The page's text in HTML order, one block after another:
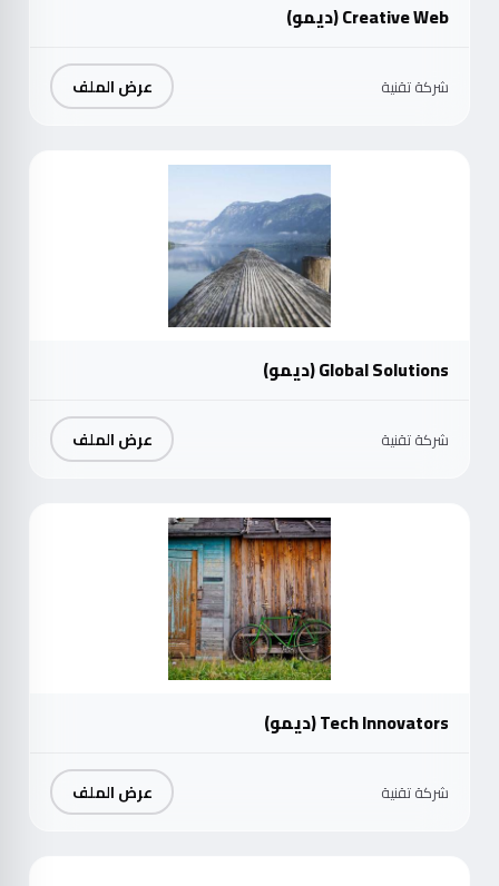
Creative Web (ديمو)
شركة تقنية عرض الملف
Global Solutions (ديمو)
شركة تقنية عرض الملف
Tech Innovators (ديمو)
شركة تقنية عرض الملف